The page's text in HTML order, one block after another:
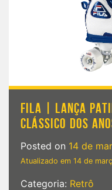
FILA | LANÇA
CLÁSSICO DOS
Posted on 14 de
Atualizado em 14 de
Categoria: Retrô